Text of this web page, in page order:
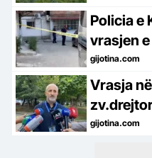
toka e
Policia e Korçës jep detaje mbi
vrasjen
gijotina.com
Vrasja
konflikti
gijotina.com